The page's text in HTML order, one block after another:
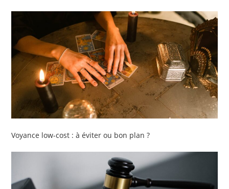
Voyance low-cost : à éviter ou bon plan ?